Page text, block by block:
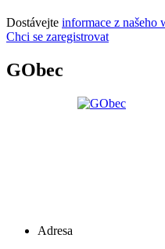
Dostávejte informace z našeho
Chci se zaregistrovat
GObec
Adresa